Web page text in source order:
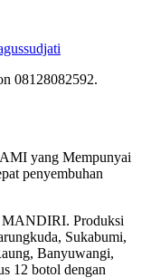
08128082592.
yang Mempunyai
penyembuhan
Produksi
Sukabumi,
Banyuwangi,
12 botol dengan